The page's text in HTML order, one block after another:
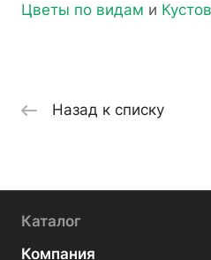
Цветы по видам и
Назад к списку
Каталог
Компания